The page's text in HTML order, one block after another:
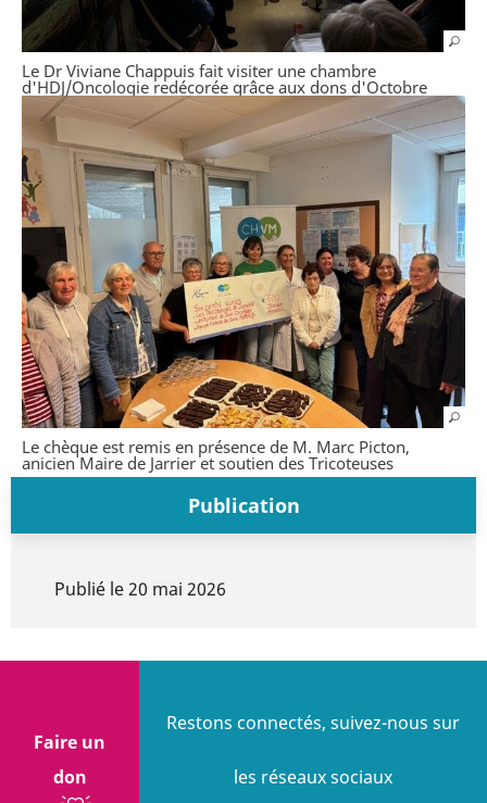
Le Dr Viviane Chappuis fait visiter une chambre
d'HDJ/Oncologie redécorée grâce aux dons d'Octobre
Rose
Le chèque est remis en présence de M. Marc Picton,
anicien Maire de Jarrier et soutien des Tricoteuses
Publication
Publié le20 mai 2026
Faire un
don
Restons connectés, suivez-nous sur
les réseaux sociaux